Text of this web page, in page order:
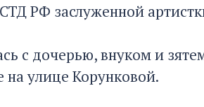
РФ заслуженной
с дочерью, внуком и
улице Корунковой.